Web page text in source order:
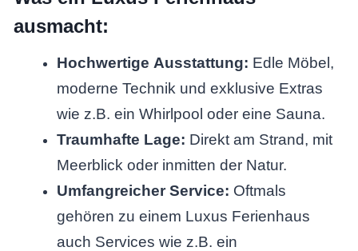
ausmacht:
Hochwertige Ausstattung: Edle Möbel,
moderne Technik und exklusive Extras
wie z.B. ein Whirlpool oder eine Sauna.
Traumhafte Lage: Direkt am Strand, mit
Meerblick oder inmitten der Natur.
Umfangreicher Service: Oftmals
gehören zu einem Luxus Ferienhaus
auch Services wie z.B. ein